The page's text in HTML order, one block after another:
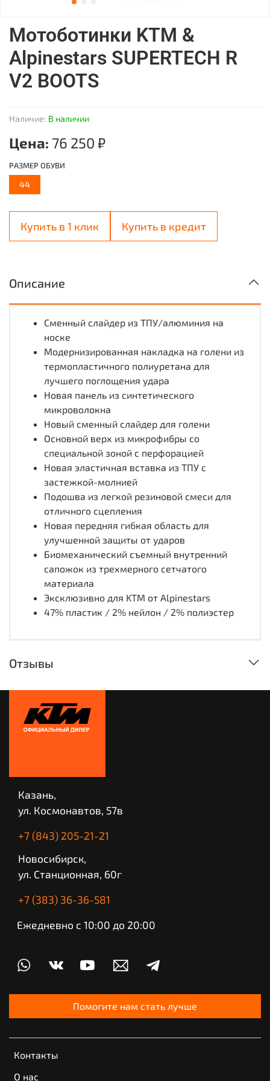
Наличие: В наличии
Мотоботинки KTM &
Alpinestars SUPERTECH R
V2 BOOTS
Цена: 76 250 ₽
Купить в 1 клик Купить в кредит
РАЗМЕР ОБУВИ
44
Описание
Сменный слайдер из ТПУ/алюминия на
носке
Модернизированная накладка на голени из
термопластичного полиуретана для
лучшего поглощения удара
Новая панель из синтетического
микроволокна
Новый сменный слайдер для голени
Основной верх из микрофибры со
специальной зоной с перфорацией
Новая эластичная вставка из ТПУ с
застежкой-молнией
Подошва из легкой резиновой смеси для
отличного сцепления
Новая передняя гибкая область для
улучшенной защиты от ударов
Биомеханический съемный внутренний
сапожок из трехмерного сетчатого
материала
Эксклюзивно для KTM от Alpinestars
47% пластик / 2% нейлон / 2% полиэстер
Отзывы
Контакты
О нас
Казань,
ул. Космонавтов, 57в
+7 (843) 205-21-21
Новосибирск,
ул. Станционная, 60г
+7 (383) 36-36-581
Ежедневно с 10:00 до 20:00
Помогите нам стать лучше